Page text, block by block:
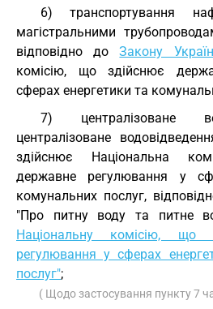
6) транспортування
магістральними
відповідно доЗакону
комісію, що здійснює
сферах енергетики та
7) централізоване
централізоване
здійснює Національна
державне регулювання у
комунальних послуг,
"Про питну воду та питне
Національну комісію, що
регулювання у сферах
послуг";
( Щодо застосування пункту 7